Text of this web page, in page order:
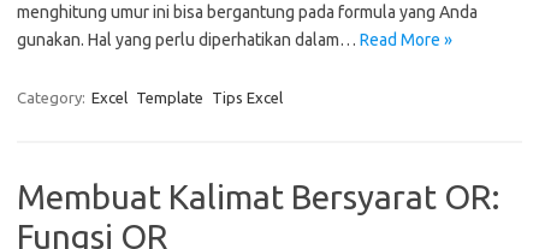
menghitung umur ini bisa bergantung pada formula yang Anda
gunakan. Hal yang perlu diperhatikan dalam… Read More »
Category: Excel Template Tips Excel
Membuat Kalimat Bersyarat OR:
Fungsi OR